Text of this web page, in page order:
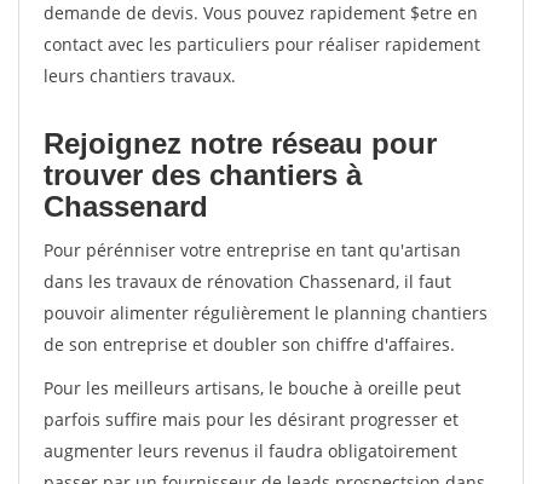
demande de devis. Vous pouvez rapidement $etre en
contact avec les particuliers pour réaliser rapidement
leurs chantiers travaux.
Rejoignez notre réseau pour
trouver des chantiers à
Chassenard
Pour pérénniser votre entreprise en tant qu'artisan
dans les travaux de rénovation Chassenard, il faut
pouvoir alimenter régulièrement le planning chantiers
de son entreprise et doubler son chiffre d'affaires.
Pour les meilleurs artisans, le bouche à oreille peut
parfois suffire mais pour les désirant progresser et
augmenter leurs revenus il faudra obligatoirement